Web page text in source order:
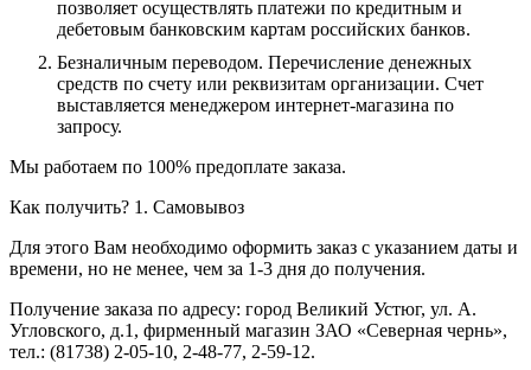
позволяет осуществлять платежи по кредитным и
дебетовым банковским картам российских банков.
Безналичным переводом. Перечисление денежных
средств по счету или реквизитам организации. Счет
выставляется менеджером интернет-магазина по
запросу.
Мы работаем по 100% предоплате заказа.
Как получить? 1. Самовывоз
Для этого Вам необходимо оформить заказ с указанием даты и
времени, но не менее, чем за 1-3 дня до получения.
Получение заказа по адресу: город Великий Устюг, ул. А.
Угловского, д.1, фирменный магазин ЗАО «Северная чернь»,
тел.: (81738) 2-05-10, 2-48-77, 2-59-12.